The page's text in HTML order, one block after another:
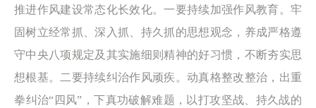
推进作风建设常态化长效化。一要持续加强作风教育。牢
固树立经常抓、深入抓、持久抓的思想观念，养成严格遵
守中央八项规定及其实施细则精神的好习惯，不断夯实思
想根基。二要持续纠治作风顽疾。动真格整改整治，出重
拳纠治“四风”，下真功破解难题，以打攻坚战、持久战的